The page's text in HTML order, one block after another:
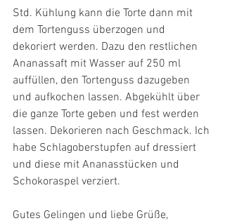
Std. Kühlung kann die Torte dann mit
dem Tortenguss überzogen und
dekoriert werden. Dazu den restlichen
Ananassaft mit Wasser auf 250 ml
auffüllen, den Tortenguss dazugeben
und aufkochen lassen. Abgekühlt über
die ganze Torte geben und fest werden
lassen. Dekorieren nach Geschmack. Ich
habe Schlagoberstupfen auf dressiert
und diese mit Ananasstücken und
Schokoraspel verziert.
Gutes Gelingen und liebe Grüße,